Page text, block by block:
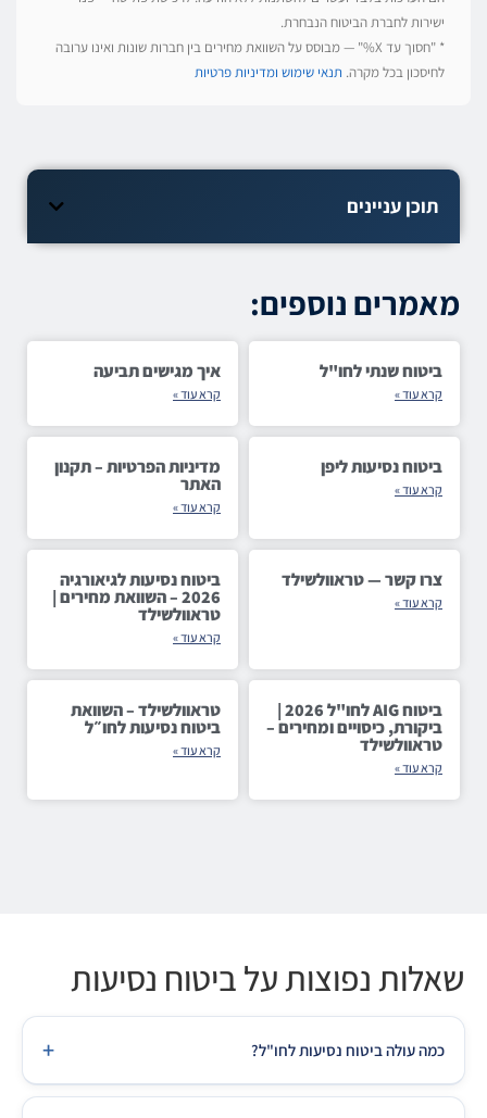
ישירות לחברת הביטוח הנבחרת.
* "חסוך עד X%" — מבוסס על השוואת מחירים בין חברות שונות ואינו ערובה
לחיסכון בכל מקרה. תנאי שימוש ומדיניות פרטיות
תוכן עניינים
מאמרים נוספים:
ביטוח שנתי לחו"ל
קרא עוד »
איך מגישים תביעה
קרא עוד »
ביטוח נסיעות ליפן
קרא עוד »
מדיניות הפרטיות – תקנון
האתר
קרא עוד »
צרו קשר — טראוולשילד
קרא עוד »
ביטוח נסיעות לגיאורגיה
2026 – השוואת מחירים |
טראוולשילד
קרא עוד »
ביטוח AIG לחו"ל 2026 |
ביקורת, כיסויים ומחירים –
טראוולשילד
קרא עוד »
טראוולשילד – השוואת
ביטוח נסיעות לחו״ל
קרא עוד »
שאלות נפוצות על ביטוח נסיעות
כמה עולה ביטוח נסיעות לחו"ל? +
מחיר ביטוח נסיעות תלוי ביעד, משך הנסיעה וגיל הנוסעים. לאירופה